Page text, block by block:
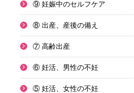
⑨ 妊娠中のセルフケア
⑧ 出産、産後の備え
⑦ 高齢出産
⑥ 妊活、男性の不妊
⑤ 妊活、女性の不妊